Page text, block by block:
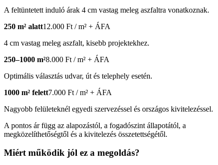
A feltüntetett induló árak 4 cm vastag meleg aszfaltra vonatkoznak.
250 m² alatt12.000 Ft / m² + ÁFA
4 cm vastag meleg aszfalt, kisebb projektekhez.
250–1000 m²8.000 Ft / m² + ÁFA
Optimális választás udvar, út és telephely esetén.
1000 m² felett7.000 Ft / m² + ÁFA
Nagyobb felületeknél egyedi szervezéssel és országos kivitelezéssel.
A pontos ár függ az alapozástól, a fogadószint állapotától, a
megközelíthetőségtől és a kivitelezés összetettségétől.
Miért működik jól ez a megoldás?